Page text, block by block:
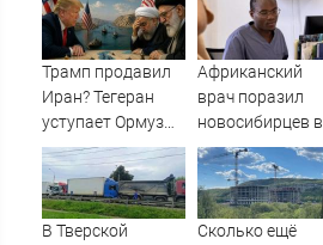
фуры
на трассе
(ВИДЕО)
Трамп продавил
Иран? Тегеран
уступает Ормуз
без пошлин. Это и
есть «сделка
века»?
Африканский
врач поразил
новосибирцев в
травмпункте
Академгородка
В Тверской
Сколько ещё